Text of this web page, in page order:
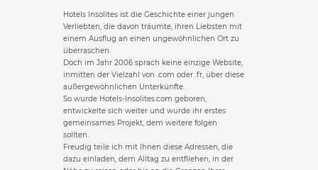
Hotels Insolites ist die Geschichte einer jungen
Verliebten, die davon träumte, ihren Liebsten mit
einem Ausflug an einen ungewöhnlichen Ort zu
überraschen.
Doch im Jahr 2006 sprach keine einzige Website,
inmitten der Vielzahl von .com oder .fr, über diese
außergewöhnlichen Unterkünfte.
So wurde Hotels-Insolites.com geboren,
entwickelte sich weiter und wurde ihr erstes
gemeinsames Projekt, dem weitere folgen
sollten.
Freudig teile ich mit Ihnen diese Adressen, die
dazu einladen, dem Alltag zu entfliehen, in der